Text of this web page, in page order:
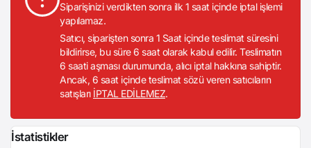
Siparişinizi verdikten sonra ilk 1 saat içinde iptal işlemi
yapılamaz.
Satıcı, siparişten sonra 1 Saat içinde teslimat süresini
bildirirse, bu süre 6 saat olarak kabul edilir. Teslimatın
6 saati aşması durumunda, alıcı iptal hakkına sahiptir.
Ancak, 6 saat içinde teslimat sözü veren satıcıların
satışları İPTAL EDİLEMEZ.
İstatistikler